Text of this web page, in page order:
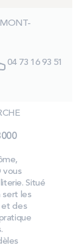
04 73 16 93 51
vous
Situé
sert les
et des